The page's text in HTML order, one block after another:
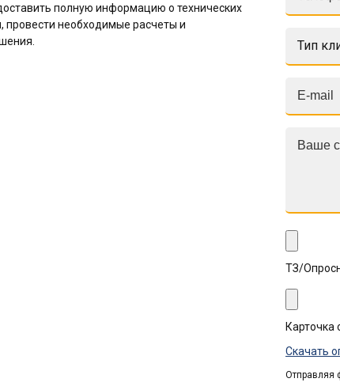
полную информацию о технических
провести необходимые расчеты и
Тип
ТЗ/
Карточка
Скачать
Отправляя